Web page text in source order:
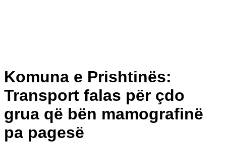
Komuna e Prishtinës:
Transport falas për çdo
grua që bën mamografinë
pa pagesë